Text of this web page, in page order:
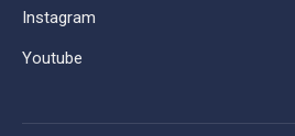
Instagram
Youtube